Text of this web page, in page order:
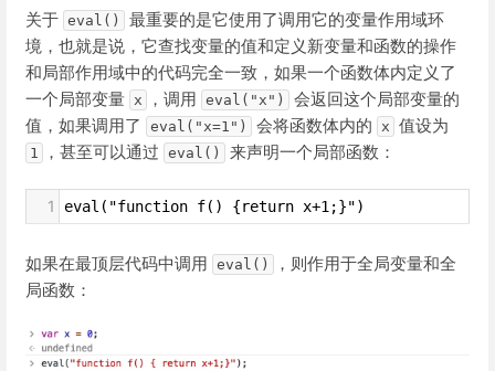
关于 eval()
最重要的是它使用了调用它的变量作用域环
境，也就是说，它查找变量的值和定义新变量和函数的操作
和局部作用域中的代码完全一致，如果一个函数体内定义了
一个局部变量 x ，调用 eval("x")
会返回这个局部变量的
值，如果调用了
eval("x=1") 会将函数体内的 x 值设为
1 ，甚至可以通过 eval() 来声明一个局部函数：
1 eval("function f() {return x+1;}")
如果在最顶层代码中调用 eval()
，则作用于全局变量和全
局函数：